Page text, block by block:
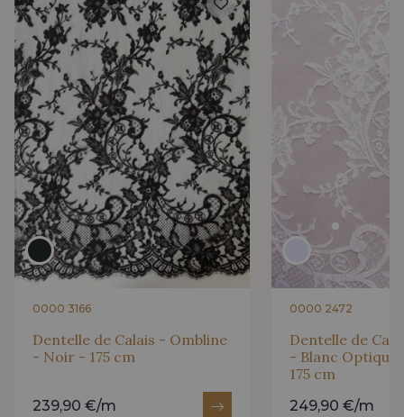
0000 3166
Dentelle de Calais - Ombline
- Noir - 175 cm
239,90 €/m
0000 2472
Dentelle de
- Blanc
175 cm
249,90 €/m